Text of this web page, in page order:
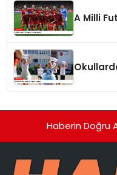
A Milli
Haberin Doğru